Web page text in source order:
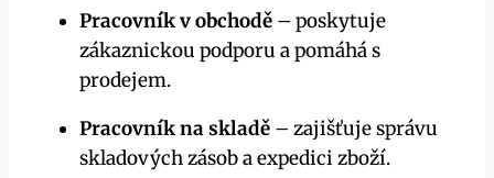
Pracovník v obchodě – poskytuje
zákaznickou podporu a pomáhá s
prodejem.
Pracovník na skladě – zajišťuje správu
skladových zásob a expedici zboží.